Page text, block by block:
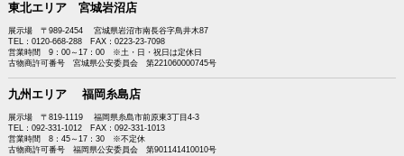
東北エリア 宮城岩沼店
展示場 〒989-2454 宮城県岩沼市南長谷字鳥井木87
TEL：0120-668-288 FAX：0223-23-7098
営業時間 9：00～17：00 ※土・日・祝日は定休日
古物商許可番号 宮城県公安委員会 第221060000745号
九州エリア 福岡糸島店
展示場 〒819-1119 福岡県糸島市前原東3丁目4-3
TEL：092-331-1012 FAX：092-331-1013
営業時間 8：45～17：30 ※不定休
古物商許可番号 福岡県公安委員会 第901141410010号